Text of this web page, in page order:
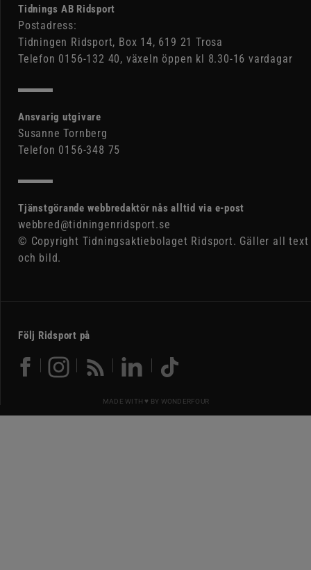
Tidnings AB Ridsport
Postadress:
Tidningen Ridsport, Box 14, 619 21 Trosa
Telefon 0156-132 40, växeln öppen kl 8.30-16 vardagar
Ansvarig utgivare
Susanne Tornberg
Telefon 0156-348 75
Tjänstgörande webbredaktör nås alltid via e-post
webbred@tidningenridsport.se
© Copyright Tidningsaktiebolaget Ridsport. Gäller all text
och bild.
Följ Ridsport på
MADE WITH ♥ BY WONDERFOUR